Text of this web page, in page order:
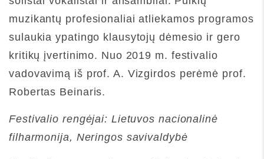
muzikantų profesionaliai atliekamos programos
sulaukia ypatingo klausytojų dėmesio ir gero
kritikų įvertinimo. Nuo 2019 m. festivalio
vadovavimą iš prof. A. Vizgirdos perėmė prof.
Robertas Beinaris.
Festivalio rengėjai: Lietuvos nacionalinė
filharmonija, Neringos savivaldybė